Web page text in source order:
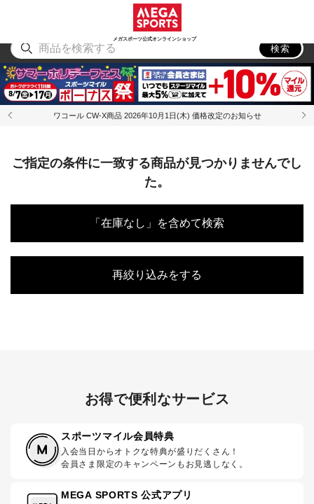
メガスポーツ公式オンラインショップ
アウトドア
検索
ワコール CW-X商品 2026年10月1日(木) 価格改定のお知らせ
ご指定の条件に一致する商品が見つかりませんでし
た。
「在庫なし」を含めて検索
再絞り込みをする
お得で便利なサービス
スポーツマイル会員特典
入会当日からオトクな特典が盛りだくさん！
会員さま限定のキャンペーンもお見逃しなく。
MEGA SPORTS 公式アプリ